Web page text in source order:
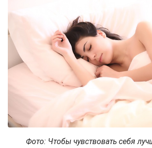
Фото: Чтобы чувствовать себя